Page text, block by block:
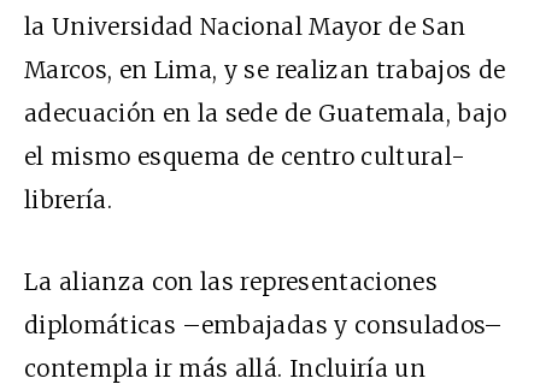
la Universidad Nacional Mayor de San
Marcos, en Lima, y se realizan trabajos de
adecuación en la sede de Guatemala, bajo
el mismo esquema de centro cultural-
librería.
La alianza con las representaciones
diplomáticas –embajadas y consulados–
contempla ir más allá. Incluiría un